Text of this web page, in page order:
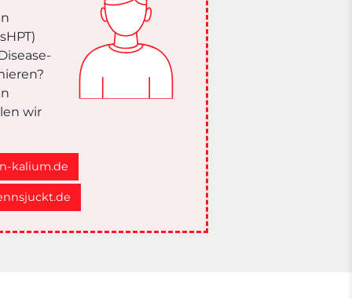
wir
kalium.de